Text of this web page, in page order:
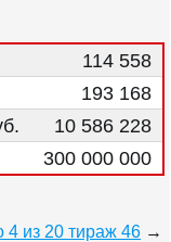
114 558
193 168
10 586 228
300 000 000
4 из 20 тираж 46 →